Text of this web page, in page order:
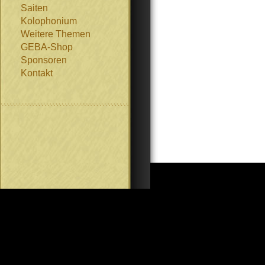
Saiten
Kolophonium
Weitere Themen
GEBA-Shop
Sponsoren
Kontakt